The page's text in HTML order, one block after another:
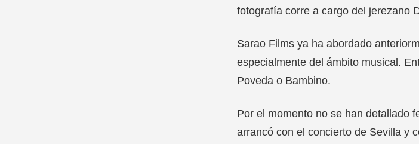
fotografía corre a cargo del jerezano
Sarao Films ya ha abordado
especialmente del ámbito musical.
Poveda o Bambino.
Por el momento no se han detallado
arrancó con el concierto de Sevilla y